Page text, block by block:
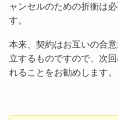
ャンセルのための折衝は
す。
本来、契約はお互いの合
立するものですので、次
れることをお勧めします。